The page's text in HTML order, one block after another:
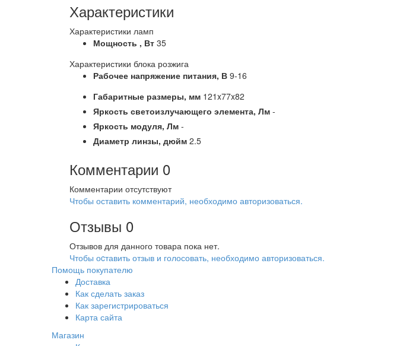
Характеристики
Характеристики ламп
Мощность , Вт 35
Характеристики блока розжига
Рабочее напряжение питания, В 9-16
Габаритные размеры, мм 121x77x82
Яркость светоизлучающего элемента, Лм -
Яркость модуля, Лм -
Диаметр линзы, дюйм 2.5
Комментарии 0
Комментарии отсутствуют
Чтобы оставить комментарий, необходимо авторизоваться.
Отзывы 0
Отзывов для данного товара пока нет.
Чтобы оcтавить отзыв и голосовать, необходимо авторизоваться.
Помощь покупателю
Доставка
Как сделать заказ
Как зарегистрироваться
Карта сайта
Магазин